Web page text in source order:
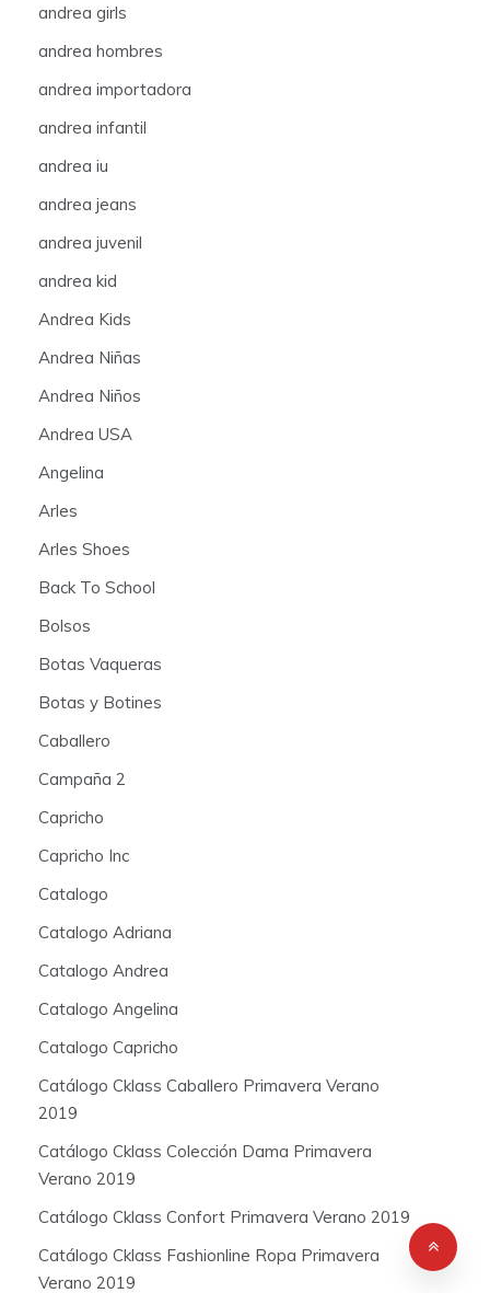
andrea girls
andrea hombres
andrea importadora
andrea infantil
andrea iu
andrea jeans
andrea juvenil
andrea kid
Andrea Kids
Andrea Niñas
Andrea Niños
Andrea USA
Angelina
Arles
Arles Shoes
Back To School
Bolsos
Botas Vaqueras
Botas y Botines
Caballero
Campaña 2
Capricho
Capricho Inc
Catalogo
Catalogo Adriana
Catalogo Andrea
Catalogo Angelina
Catalogo Capricho
Catálogo Cklass Caballero Primavera Verano
2019
Catálogo Cklass Colección Dama Primavera
Verano 2019
Catálogo Cklass Confort Primavera Verano 2019
Catálogo Cklass Fashionline Ropa Primavera
Verano 2019